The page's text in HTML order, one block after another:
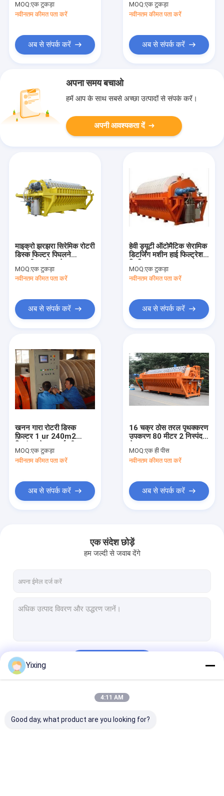
कारखाना भ्रमण
गुणवत्ता नियंत्रण
MOQ:एक टुकड़ा
नवीनतम कीमत पता करें
अब से संपर्क करें
कंट्रोल सिस्टम
MOQ:एक टुकड़ा
नवीनतम कीमत पता करें
अब से संपर्क करें
अपना समय बचाओ
हमें आप के साथ सबसे अच्छा उत्पादों से संपर्क करें।
अपनी आवश्यकता दें
माइक्रो झरझरा सिरेमिक रोटरी
डिस्क फिल्टर पिघलने
MOQ:एक टुकड़ा
नवीनतम कीमत पता करें
अब से संपर्क करें
हेवी ड्यूटी ऑटोमैटिक सेरामिक
डिटर्जिंग मशीन हाई फिल्ट्रेशन
MOQ:एक टुकड़ा
नवीनतम कीमत पता करें
अब से संपर्क करें
खनन गारा रोटरी डिस्क
फ़िल्टर 1 ur 240m2
MOQ:एक टुकड़ा
नवीनतम कीमत पता करें
अब से संपर्क करें
16 चक्र ठोस तरल पृथक्करण
उपकरण 80 मीटर 2 निस्पंदन
MOQ:एक ही पीस
नवीनतम कीमत पता करें
अब से संपर्क करें
एक संदेश छोड़ें
हम जल्दी से जवाब देंगे
Yixing
4:11 AM
Good day, what product are you looking for?